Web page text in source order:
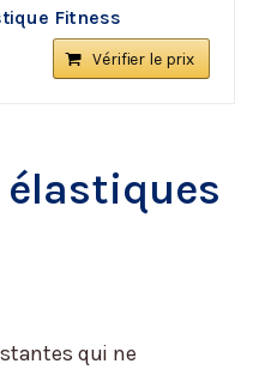
Fitness
Vérifier le prix
élastiques
qui ne